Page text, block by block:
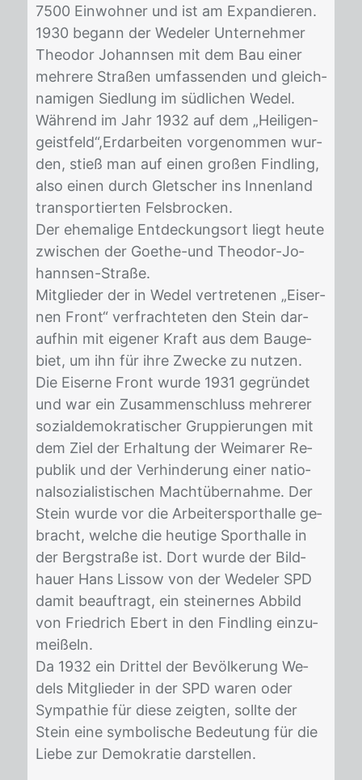
7500 Ein­woh­ner und ist am Ex­pan­die­ren.
1930 be­gann der We­de­ler Un­ter­neh­mer
Theo­dor Jo­hann­sen mit dem Bau ei­ner
meh­re­re Stra­ßen um­fas­sen­den und gleich­
na­mi­gen Sied­lung im süd­li­chen We­del.
Wäh­rend im Jahr 1932 auf dem „Hei­li­gen­
geist­feld“,Erd­ar­bei­ten vor­ge­nom­men wur­
den, stieß man auf ei­nen gro­ßen Find­ling,
also ei­nen durch Glet­scher ins In­nen­land
trans­por­tier­ten Fels­bro­cken.
Der ehe­ma­li­ge Ent­de­ckungs­ort liegt heu­te
zwi­schen der Goe­the-und Theo­dor-Jo­
hann­sen-Stra­ße.
Mit­glie­der der in We­del ver­tre­te­nen „Ei­ser­
nen Front“ ver­frach­te­ten den Stein dar­
auf­hin mit ei­ge­ner Kraft aus dem Bau­ge­
biet, um ihn für ihre Zwe­cke zu nut­zen.
Die Ei­ser­ne Front wur­de 1931 ge­grün­det
und war ein Zu­sam­men­schluss meh­re­rer
so­zi­al­de­mo­kra­ti­scher Grup­pie­run­gen mit
dem Ziel der Er­hal­tung der Wei­ma­rer Re­
pu­blik und der Ver­hin­de­rung ei­ner na­tio­
nal­so­zia­lis­ti­schen Macht­über­nah­me. Der
Stein wur­de vor die Ar­bei­ter­sport­hal­le ge­
bracht, wel­che die heu­ti­ge Sport­hal­le in
der Berg­stra­ße ist. Dort wur­de der Bild­
hau­er Hans Lis­sow von der We­de­ler SPD
da­mit be­auf­tragt, ein stei­ner­nes Ab­bild
von Fried­rich Ebert in den Find­ling ein­zu­
mei­ßeln.
Da 1932 ein Drit­tel der Be­völ­ke­rung We­
dels Mit­glie­der in der SPD wa­ren oder
Sym­pa­thie für die­se zeig­ten, soll­te der
Stein eine sym­bo­li­sche Be­deu­tung für die
Lie­be zur De­mo­kra­tie dar­stel­len.